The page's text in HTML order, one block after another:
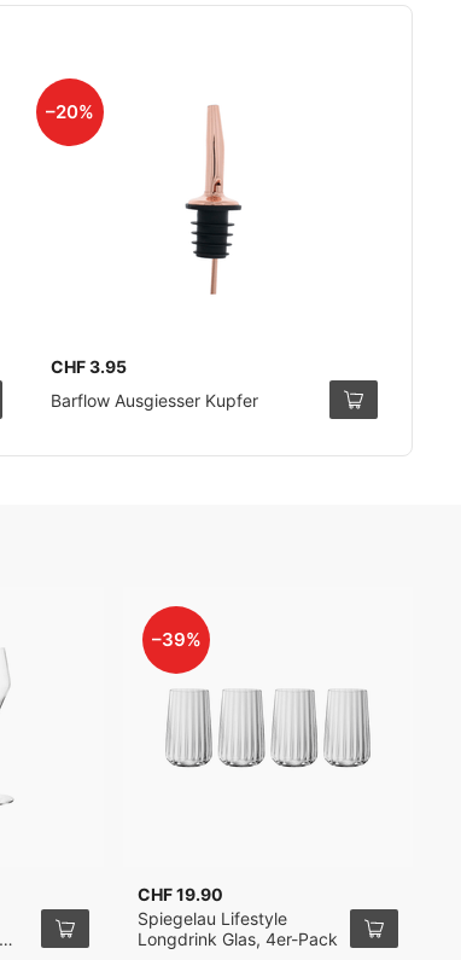
–20%
CHF 3.95
Barflow Ausgiesser Kupfer
–39%
CHF 19.90
Spiegelau Lifestyle
Longdrink Glas, 4er-Pack